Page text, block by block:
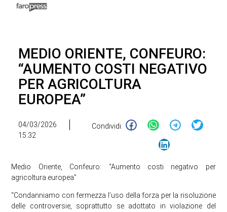
MEDIO ORIENTE, CONFEURO:
“AUMENTO COSTI NEGATIVO
PER AGRICOLTURA
EUROPEA”
04/03/2026
15:32
Condividi:
Medio Oriente, Confeuro: “Aumento costi negativo per
agricoltura europea”
“Condanniamo con fermezza l’uso della forza per la risoluzione
delle controversie, soprattutto se adottato in violazione del